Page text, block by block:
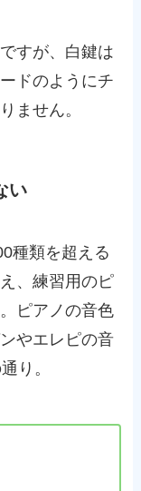
すが、白鍵は
ドのようにチ
ません。
い
種類を超える
、練習用のピ
ピアノの音色
やエレピの音
り。